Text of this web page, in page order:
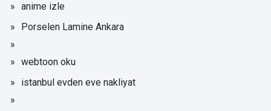
anime izle
Porselen Lamine Ankara
webtoon oku
istanbul evden eve nakliyat